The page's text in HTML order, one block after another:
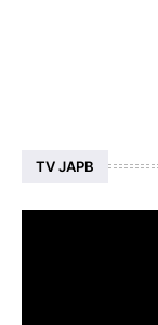
TV JAPB